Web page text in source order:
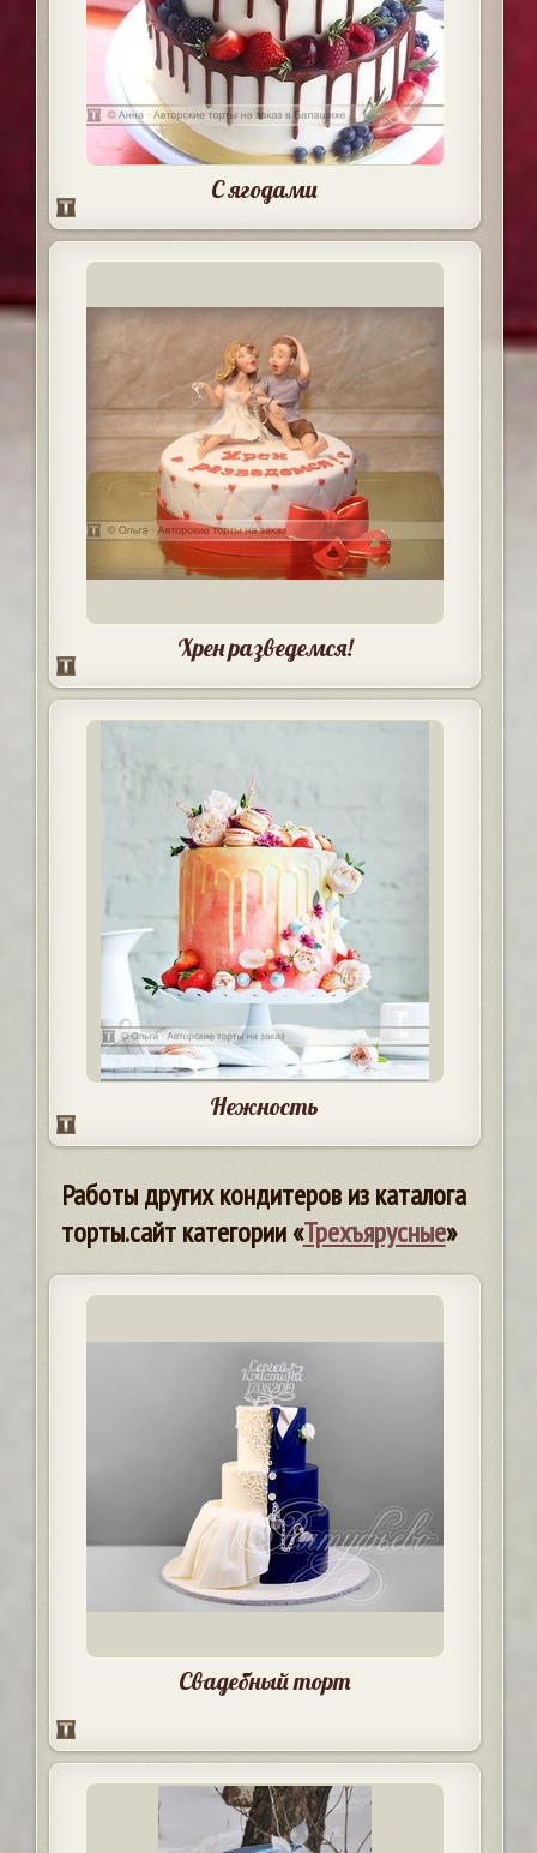
С ягодами
Хрен разведемся!
Нежность
Работы других кондитеров из каталога
торты.сайт категории «Трехъярусные»
Свадебный торт